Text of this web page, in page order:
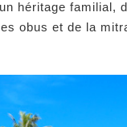
héritage familial,
obus et de la